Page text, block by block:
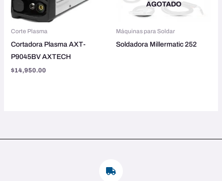
Corte Plasma
Cortadora Plasma AXT-
P9045BV AXTECH
$14,950.00
AGOTADO
Máquinas para Soldar
Soldadora Millermatic 252